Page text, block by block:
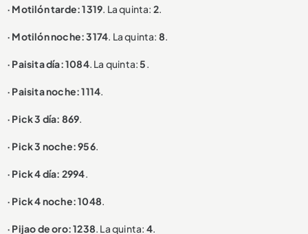
· Motilón tarde: 1319 . La quinta: 2
· Motilón noche: 3174 . La quinta: 8
· Paisita día: 1084. La quinta:5
· Paisita noche: 1114
· Pick 3 día: 869
· Pick 3 noche: 956.
· Pick 4 día: 2994
· Pick 4 noche: 1048
· Pijao de oro: 1238 . La quinta: 4.